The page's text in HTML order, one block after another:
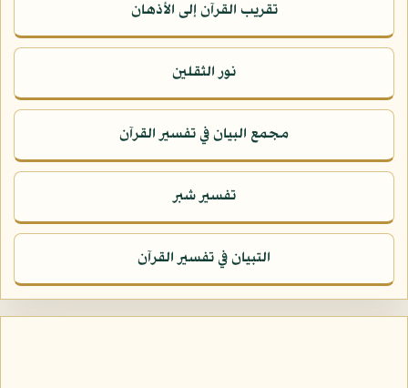
تقريب القرآن إلى الأذهان
نور الثقلين
مجمع البيان في تفسير القرآن
تفسير شبر
التبيان في تفسير القرآن